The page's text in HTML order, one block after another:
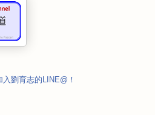
入劉育志的LINE@！